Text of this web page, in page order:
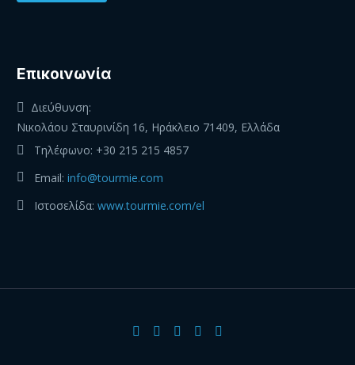
Eπικοινωνία
Διεύθυνση:
Νικολάου Σταυρινίδη 16, Ηράκλειο 71409, Ελλάδα
Τηλέφωνο: +30 215 215 4857
Email: info@tourmie.com
Ιστοσελίδα: www.tourmie.com/el